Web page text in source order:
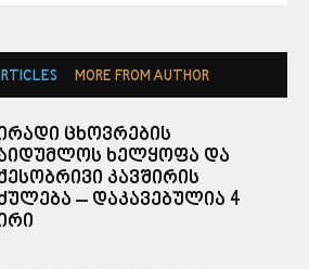
MORE FROM AUTHOR
ცხოვრების
ხელყოფა და
კავშირის
– დაკავებულია 4